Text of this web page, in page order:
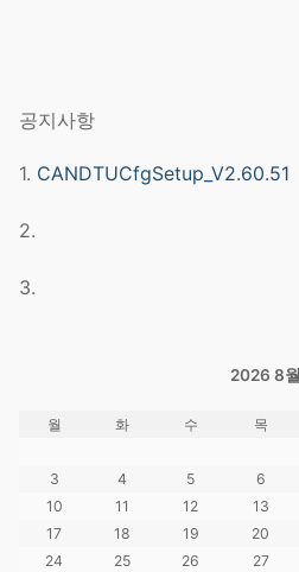
공지사항
1. CANDTUCfgSetup_V2.60.51
2.
3.
2026 8월
월 화 수 목
3
4 5 6
10
11 12 13
17
18 19 20
24
25 26 27